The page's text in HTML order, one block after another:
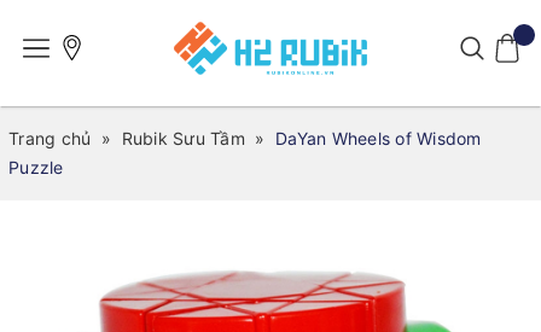
Trang chủ » Rubik Sưu Tầm »
DaYan Wheels of Wisdom
Puzzle